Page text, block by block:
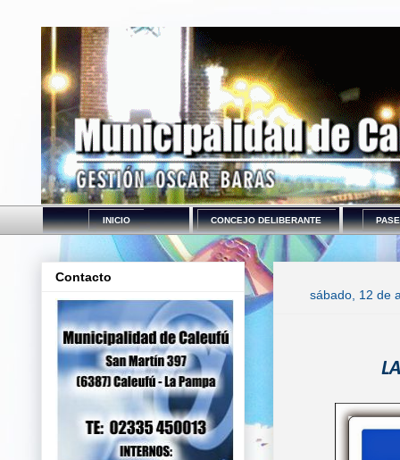
INICIO CONCEJO DELIBERANTE
sábado, 12 de
Contacto